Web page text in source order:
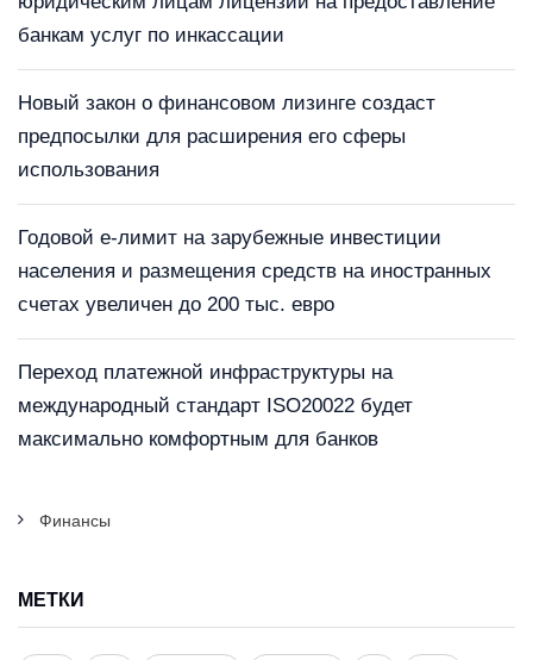
банкам услуг по инкассации
Новый закон о финансовом лизинге создаст
предпосылки для расширения его сферы
использования
Годовой е-лимит на зарубежные инвестиции
населения и размещения средств на иностранных
счетах увеличен до 200 тыс. евро
Переход платежной инфраструктуры на
международный стандарт ISO20022 будет
максимально комфортным для банков
Финансы
МЕТКИ